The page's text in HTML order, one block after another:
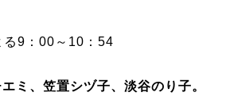
9：00～10：54
ミ、笠置シヅ子、淡谷のり子。